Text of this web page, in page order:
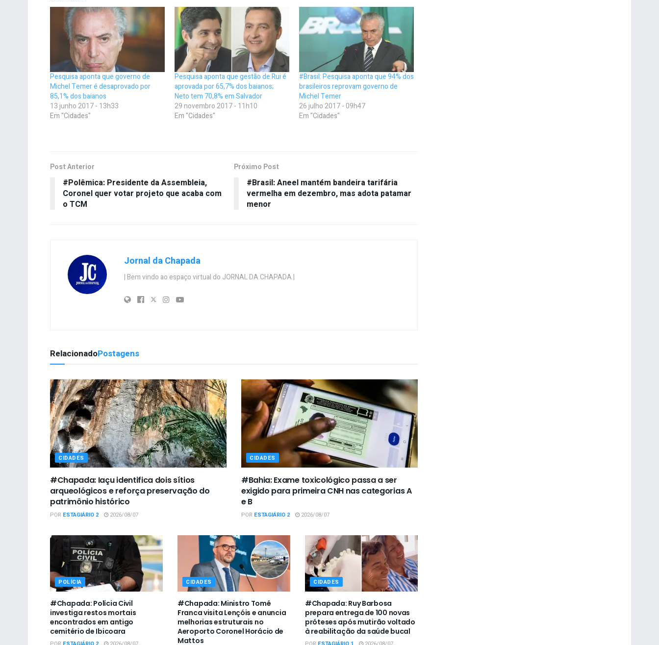
Pesquisa aponta que governo de
Michel Temer é desaprovado por
85,1% dos baianos
13 junho 2017 - 13h33
Em "Cidades"
Pesquisa aponta que gestão de Rui é
aprovada por 65,7% dos baianos;
Neto tem 70,8% em Salvador
29 novembro 2017 - 11h10
Em "Cidades"
#Brasil: Pesquisa aponta que 94% dos
brasileiros reprovam governo de
Michel Temer
26 julho 2017 - 09h47
Em "Cidades"
Post Anterior
#Polêmica: Presidente da Assembleia,
Coronel quer votar projeto que acaba com
o TCM
Próximo Post
#Brasil: Aneel mantém bandeira tarifária
vermelha em dezembro, mas adota patamar
menor
Jornal da Chapada
| Bem vindo ao espaço virtual do JORNAL DA CHAPADA |
RelacionadoPostagens
CIDADES
#Chapada: Iaçu identifica dois sítios
arqueológicos e reforça preservação do
patrimônio histórico
POR ESTAGIÁRIO 2 2026/08/07
CIDADES
#Bahia: Exame toxicológico passa a ser
exigido para primeira CNH nas categorias A
e B
POR ESTAGIÁRIO 2 2026/08/07
POLÍCIA
#Chapada: Polícia Civil
investiga restos mortais
encontrados em antigo
cemitério de Ibicoara
CIDADES
#Chapada: Ministro Tomé
Franca visita Lençóis e anuncia
melhorias estruturais no
Aeroporto Coronel Horácio de
Mattos
CIDADES
#Chapada: Ruy Barbosa
prepara entrega de 100 novas
próteses após mutirão voltado
à reabilitação da saúde bucal